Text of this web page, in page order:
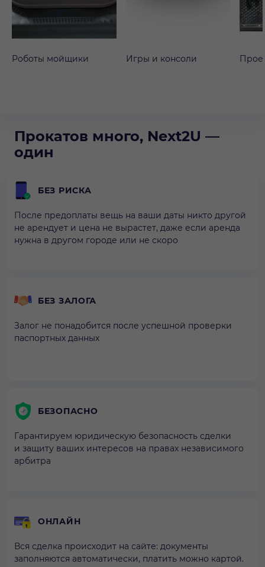
Роботы мойщики Игры и консоли
Прокатов много, Next2U —
один
БЕЗ РИСКА
После предоплаты вещь на ваши даты никто другой
не арендует и цена не вырастет, даже если аренда
нужна в другом городе или не скоро
БЕЗ ЗАЛОГА
Залог не понадобится после успешной проверки
паспортных данных
БЕЗОПАСНО
Гарантируем юридическую безопасность сделки
и защиту ваших интересов на правах независимого
арбитра
ОНЛАЙН
Вся сделка происходит на сайте: документы
заполняются автоматически, платить можно картой.